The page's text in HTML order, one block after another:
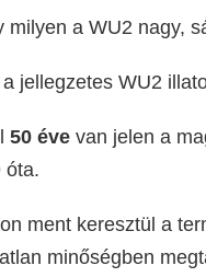
milyen a WU2 nagy,
jellegzetes WU2
50 éve van jelen a
óta.
ment keresztül a
minőségben